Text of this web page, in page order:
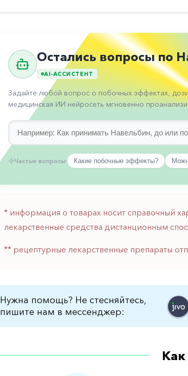
Остались вопросы по
AI-АССИСТЕНТ
Задайте любой вопрос о побочных эффектах,
медицинская ИИ нейросеть мгновенно
Частые вопросы: Какие побочные эффекты?
* информация о товарах носит справочный
лекарственные средства дистанционным
** рецептурные лекарственные препараты
Нужна помощь? Не стесняйтесь,
пишите нам в мессенджер: